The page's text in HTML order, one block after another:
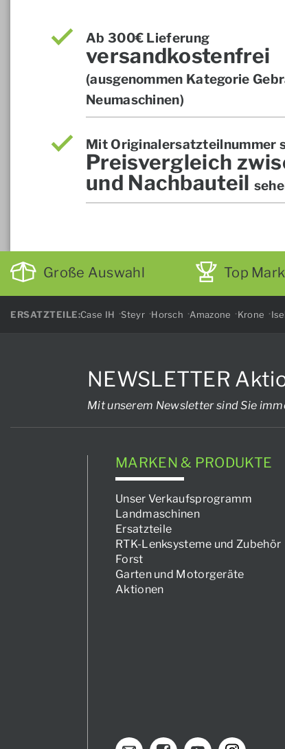
Ab 300€ Lieferung
versandkostenfrei
(ausgenommen Kategorie
Neumaschinen)
Mit Originalersatzteilnummer
Preisvergleich
und Nachbauteil
Große Auswahl Top
ERSATZTEILE:Case IH Steyr Horsch Amazone Krone
NEWSLETTER
Mit unserem Newsletter sind Sie
MARKEN & PRODUKTE
Unser Verkaufsprogramm
Landmaschinen
Ersatzteile
RTK-Lenksysteme und Zubehör
Forst
Garten und Motorgeräte
Aktionen